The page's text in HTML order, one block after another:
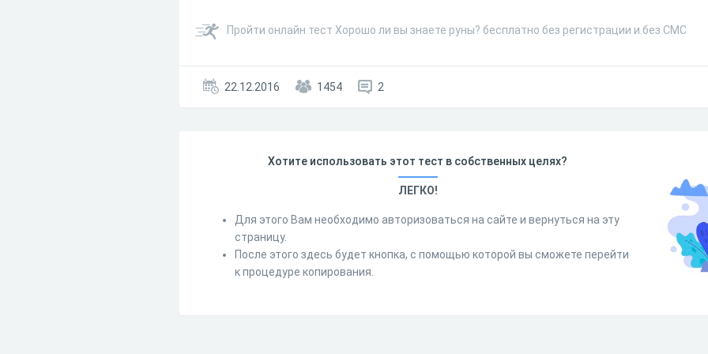
Пройти онлайн тест Хорошо ли вы знаете руны? бесплатно без регистрации и без СМС
22.12.2016 1454 2
Хотите использовать этот тест в собственных целях?
ЛЕГКО!
Для этого Вам необходимо авторизоваться на сайте и вернуться на эту
страницу.
После этого здесь будет кнопка, с помощью которой вы сможете перейти
к процедуре копирования.